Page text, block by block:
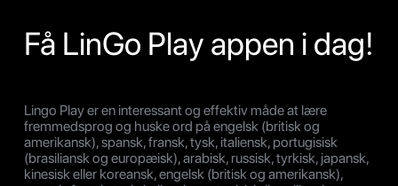
Få LinGo Play appen i dag!
Lingo Play er en interessant og effektiv måde at lære
fremmedsprog og huske ord på engelsk (britisk og
amerikansk), spansk, fransk, tysk, italiensk, portugisisk
(brasiliansk og europæisk), arabisk, russisk, tyrkisk, japansk,
kinesisk eller koreansk, engelsk (britisk og amerikansk),